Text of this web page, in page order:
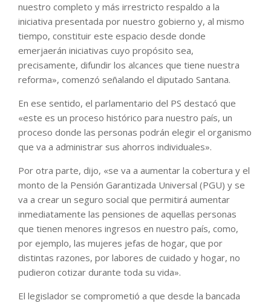
nuestro completo y más irrestricto respaldo a la
iniciativa presentada por nuestro gobierno y, al mismo
tiempo, constituir este espacio desde donde
emerjaerán iniciativas cuyo propósito sea,
precisamente, difundir los alcances que tiene nuestra
reforma», comenzó señalando el diputado Santana.
En ese sentido, el parlamentario del PS destacó que
«este es un proceso histórico para nuestro país, un
proceso donde las personas podrán elegir el organismo
que va a administrar sus ahorros individuales».
Por otra parte, dijo, «se va a aumentar la cobertura y el
monto de la Pensión Garantizada Universal (PGU) y se
va a crear un seguro social que permitirá aumentar
inmediatamente las pensiones de aquellas personas
que tienen menores ingresos en nuestro país, como,
por ejemplo, las mujeres jefas de hogar, que por
distintas razones, por labores de cuidado y hogar, no
pudieron cotizar durante toda su vida».
El legislador se comprometió a que desde la bancada